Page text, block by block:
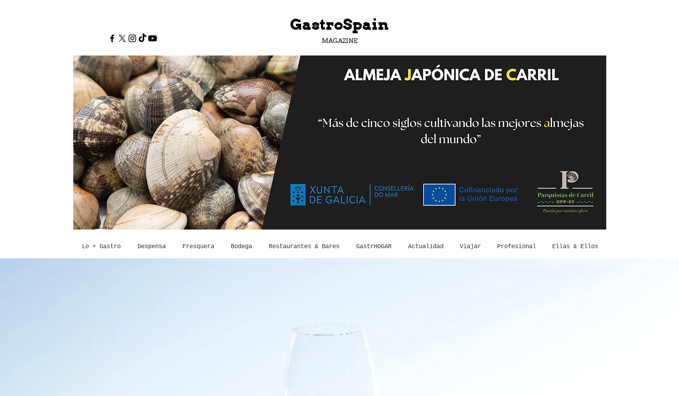
GastroSpain
MAGAZINE
Lo + Gastro Despensa Fresquera Bodega Restaurantes & Bares GastrHOGAR Actualidad Viajar Profesional Ellas & Ellos